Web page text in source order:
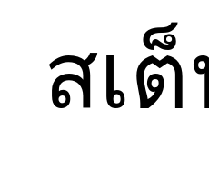
สเต็